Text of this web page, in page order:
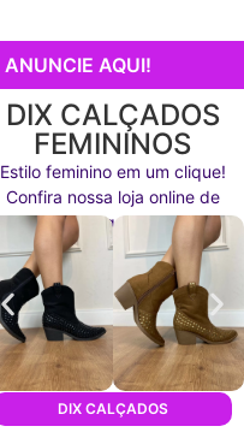
ANUNCIE AQUI!
DIX CALÇADOS
FEMININOS
Estilo feminino em um clique!
Confira nossa loja online de
calçados agora mesmo!
DIX CALÇADOS